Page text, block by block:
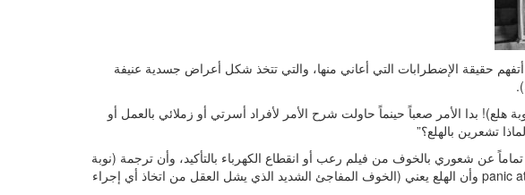
حقيقة الإضطرابات التي أعاني منها، والتي تتخذ شكل أعراض جسدية عنيفة
بدا الأمر صعباً حينماً حاولت شرح الأمر لأفراد أسرتي أو زملائي بالعمل أو
تشعرين بالهلع؟”
عن شعوري بالخوف من فيلم رعب أو انقطاع الكهرباء بالتأكيد، وأن ترجمة (نوبة
هلع) هي ترجمة تعسفية للكلمة الإنجليزية panic attack وأن الهلع يعني (الخوف المفاجئ الشديد الذي يشل العقل من اتخاذ أي إجراء